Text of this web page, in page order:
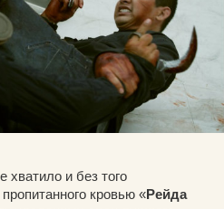
хватило и без того
кровью «Рейда